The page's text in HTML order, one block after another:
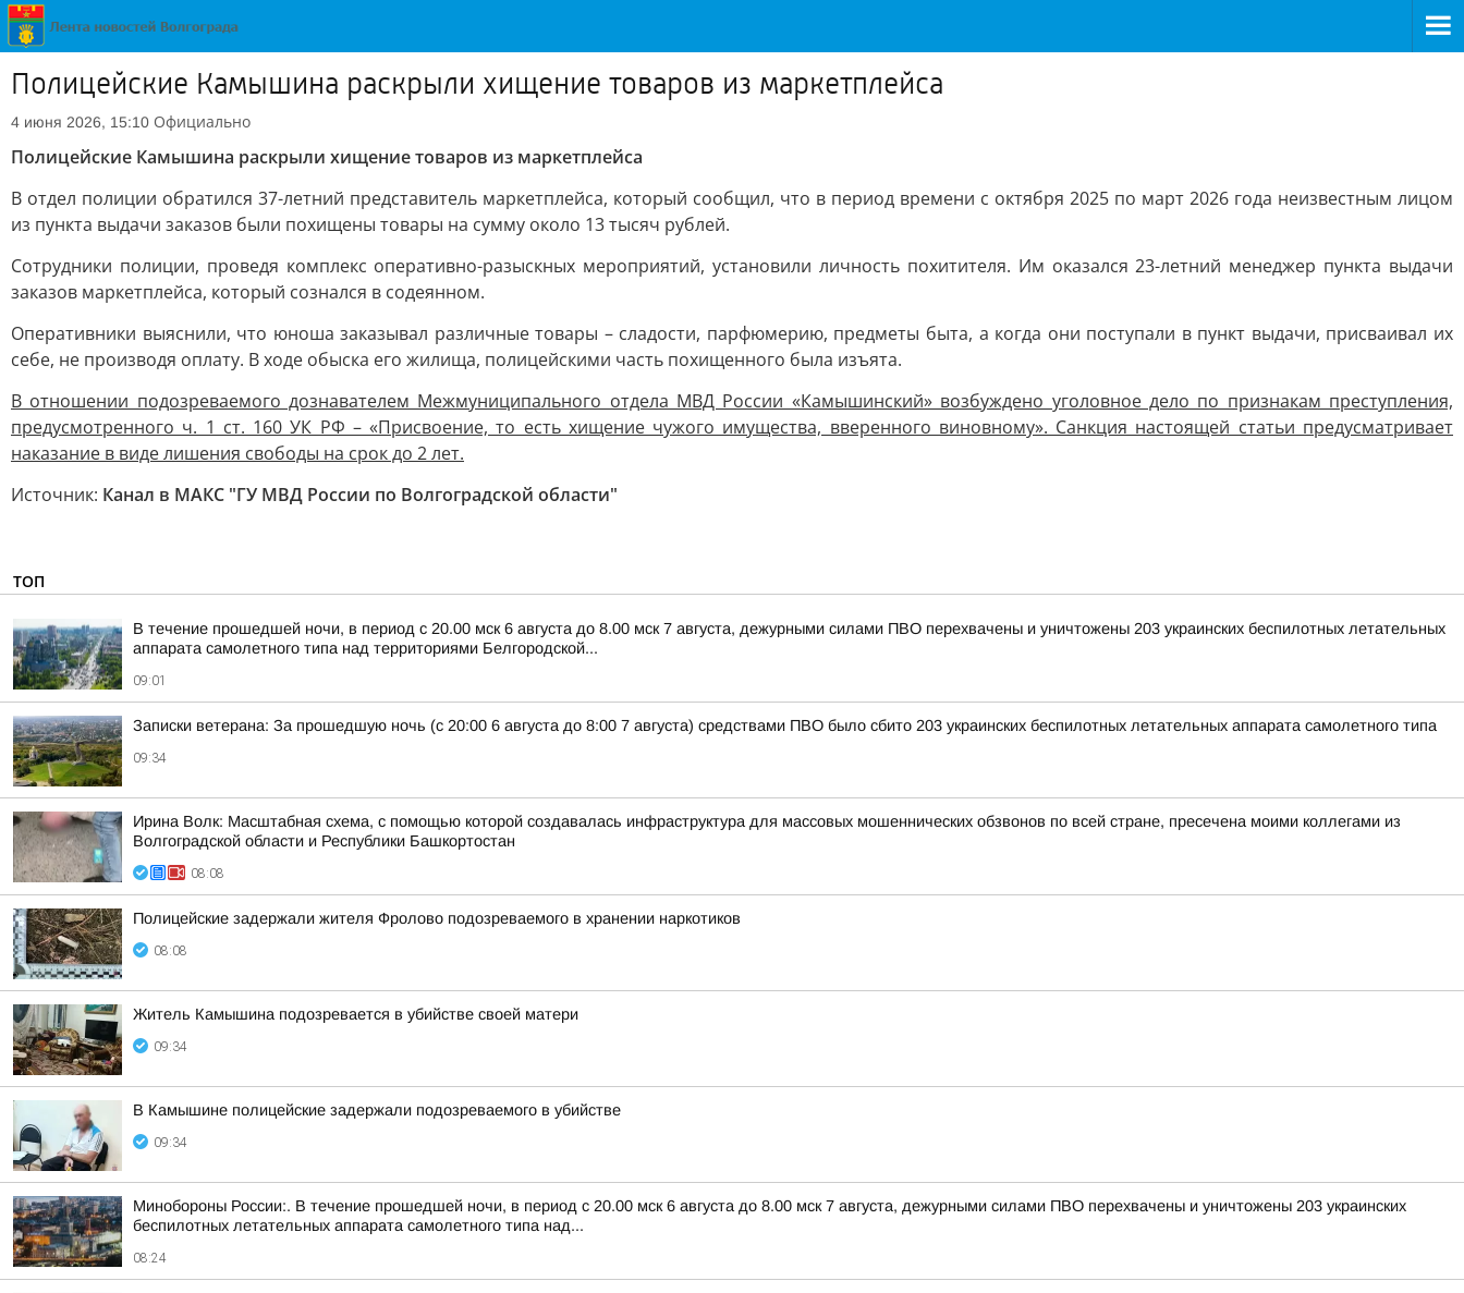
Полицейские Камышина раскрыли хищение товаров из маркетплейса
4 июня 2026, 15:10 Официально
Полицейские Камышина раскрыли хищение товаров из маркетплейса
В отдел полиции обратился 37-летний представитель маркетплейса, который сообщил, что в период времени с октября 2025 по март 2026 года неизвестным лицом
из пункта выдачи заказов были похищены товары на сумму около 13 тысяч рублей.
Сотрудники полиции, проведя комплекс оперативно-разыскных мероприятий, установили личность похитителя. Им оказался 23-летний менеджер пункта выдачи
заказов маркетплейса, который сознался в содеянном.
Оперативники выяснили, что юноша заказывал различные товары – сладости, парфюмерию, предметы быта, а когда они поступали в пункт выдачи, присваивал их
себе, не производя оплату. В ходе обыска его жилища, полицейскими часть похищенного была изъята.
В отношении подозреваемого дознавателем Межмуниципального отдела МВД России «Камышинский» возбуждено уголовное дело по признакам преступления,
предусмотренного ч. 1 ст. 160 УК РФ – «Присвоение, то есть хищение чужого имущества, вверенного виновному». Санкция настоящей статьи предусматривает
наказание в виде лишения свободы на срок до 2 лет.
Источник: Канал в МАКС "ГУ МВД России по Волгоградской области"
ТОП
В течение прошедшей ночи, в период с 20.00 мск 6 августа до 8.00 мск 7 августа, дежурными силами ПВО перехвачены и уничтожены 203 украинских беспилотных летательных
аппарата самолетного типа над территориями Белгородской...
09:01
Записки ветерана: За прошедшую ночь (с 20:00 6 августа до 8:00 7 августа) средствами ПВО было сбито 203 украинских беспилотных летательных аппарата самолетного типа
09:34
Ирина Волк: Масштабная схема, с помощью которой создавалась инфраструктура для массовых мошеннических обзвонов по всей стране, пресечена моими коллегами из
Волгоградской области и Республики Башкортостан
08:08
Полицейские задержали жителя Фролово подозреваемого в хранении наркотиков
08:08
Житель Камышина подозревается в убийстве своей матери
09:34
В Камышине полицейские задержали подозреваемого в убийстве
09:34
Минобороны России:. В течение прошедшей ночи, в период с 20.00 мск 6 августа до 8.00 мск 7 августа, дежурными силами ПВО перехвачены и уничтожены 203 украинских
беспилотных летательных аппарата самолетного типа над...
08:24